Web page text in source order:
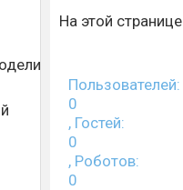
На этой странице
Пользователей:
0
, Гостей:
0
, Роботов:
0